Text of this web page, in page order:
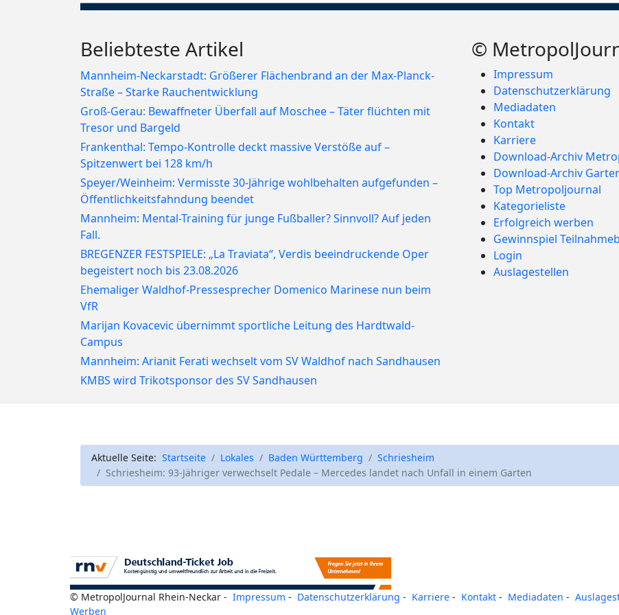
Beliebteste Artikel
Mannheim-Neckarstadt: Größerer Flächenbrand an der Max-Planck-
Straße – Starke Rauchentwicklung
Groß-Gerau: Bewaffneter Überfall auf Moschee – Täter flüchten mit
Tresor und Bargeld
Frankenthal: Tempo-Kontrolle deckt massive Verstöße auf –
Spitzenwert bei 128 km/h
Speyer/Weinheim: Vermisste 30-Jährige wohlbehalten aufgefunden –
Öffentlichkeitsfahndung beendet
Mannheim: Mental-Training für junge Fußballer? Sinnvoll? Auf jeden
Fall.
BREGENZER FESTSPIELE: „La Traviata“, Verdis beeindruckende Oper
begeistert noch bis 23.08.2026
Ehemaliger Waldhof-Pressesprecher Domenico Marinese nun beim
VfR
Marijan Kovacevic übernimmt sportliche Leitung des Hardtwald-
Campus
Mannheim: Arianit Ferati wechselt vom SV Waldhof nach Sandhausen
KMBS wird Trikotsponsor des SV Sandhausen
©
Impressum
Datenschutzerklärung
Mediadaten
Kontakt
Karriere
Download-Archiv
Download-Archiv
Top Metropoljournal
Kategorieliste
Erfolgreich werben
Gewinnspiel
Login
Auslagestellen
Aktuelle Seite: Startseite Lokales Baden Württemberg
Schriesheim
Schriesheim: 93-Jähriger verwechselt Pedale – Mercedes landet nach Unfall in einem Garten
© MetropolJournal Rhein-Neckar - Impressum - Datenschutzerklärung - Karriere - Kontakt - Mediadaten -
Werben